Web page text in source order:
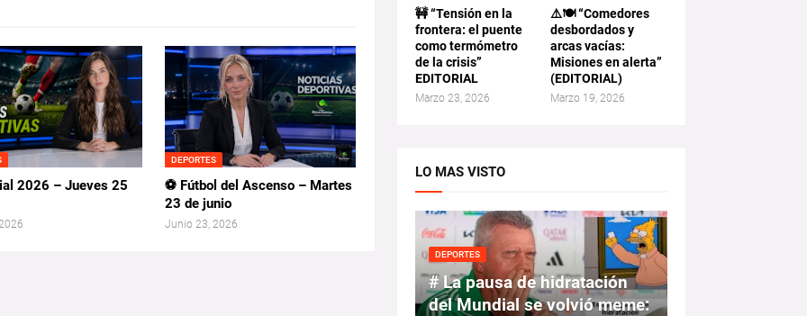
2026 – Jueves 25
DEPORTES
⚽ Fútbol del Ascenso – Martes
23 de junio
Junio 23, 2026
🚧 “Tensión en la
frontera: el puente
como termómetro
de la crisis”
EDITORIAL
Marzo 23, 2026
⚠️🍽️ “Comedores
desbordados y
arcas vacías:
Misiones en alerta”
(EDITORIAL)
Marzo 19, 2026
LO MAS VISTO
DEPORTES
# La pausa de hidratación
del Mundial se volvió meme: